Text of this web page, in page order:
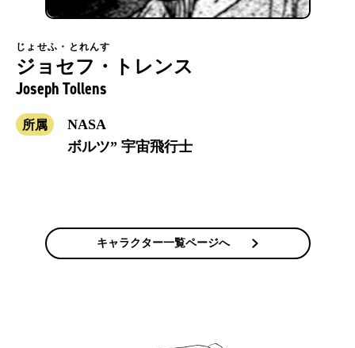
じょせふ・とれんす
ジョセフ・トレンス
Joseph Tollens
所属
NASA
ボルツ” 宇宙飛行士
キャラクター一覧ページへ